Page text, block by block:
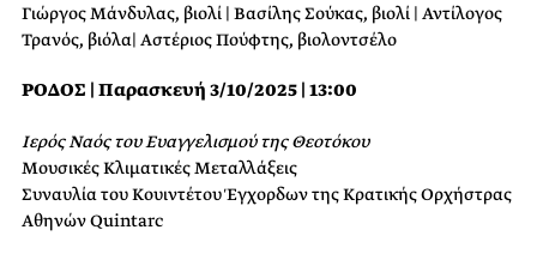
Γιώργος Μάνδυλας, βιολί | Βασίλης Σούκας, βιολί | Αντίλογος
Τρανός, βιόλα| Αστέριος Πούφτης, βιολοντσέλο
ΡΟΔΟΣ | Παρασκευή 3/10/2025 | 13:00
Ιερός Ναός του Ευαγγελισμού της Θεοτόκου
Μουσικές Κλιματικές Μεταλλάξεις
Συναυλία του Κουιντέτου Έγχορδων της Κρατικής Ορχήστρας
Αθηνών Quintarc